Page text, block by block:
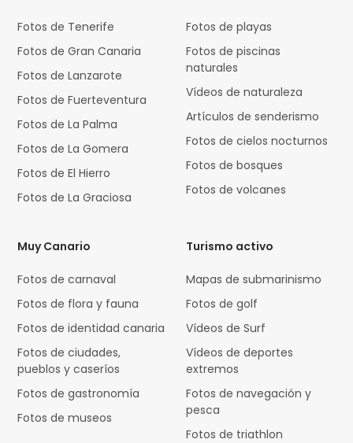
Fotos de Tenerife
Fotos de Gran Canaria
Fotos de Lanzarote
Fotos de Fuerteventura
Fotos de La Palma
Fotos de La Gomera
Fotos de El Hierro
Fotos de La Graciosa
Fotos de playas
Fotos de piscinas
naturales
Vídeos de naturaleza
Artículos de senderismo
Fotos de cielos nocturnos
Fotos de bosques
Fotos de volcanes
Muy Canario
Fotos de carnaval
Fotos de flora y fauna
Fotos de identidad canaria
Fotos de ciudades,
pueblos y caseríos
Fotos de gastronomía
Fotos de museos
Turismo activo
Mapas de submarinismo
Fotos de golf
Vídeos de Surf
Vídeos de deportes
extremos
Fotos de navegación y
pesca
Fotos de triathlon